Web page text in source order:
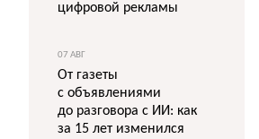
цифровой рекламы
07 АВГ
От газеты
с объявлениями
до разговора с ИИ: как
за 15 лет изменился